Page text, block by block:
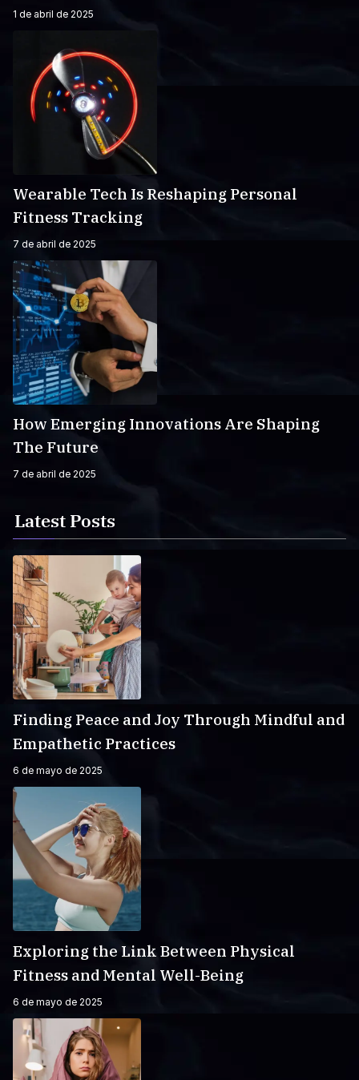
1 de abril de 2025
Wearable Tech Is Reshaping Personal
Fitness Tracking
7 de abril de 2025
How Emerging Innovations Are Shaping
The Future
7 de abril de 2025
Latest Posts
Finding Peace and Joy Through Mindful and
Empathetic Practices
6 de mayo de 2025
Exploring the Link Between Physical
Fitness and Mental Well-Being
6 de mayo de 2025